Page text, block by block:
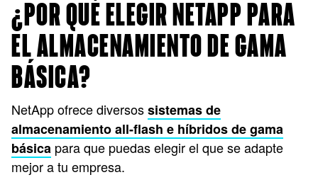
¿POR QUÉ ELEGIR NETAPP PARA
EL ALMACENAMIENTO DE GAMA
BÁSICA?
NetApp ofrece diversossistemas de
almacenamiento all-flash e híbridos de gama
básica para que puedas elegir el que se adapte
mejor a tu empresa.